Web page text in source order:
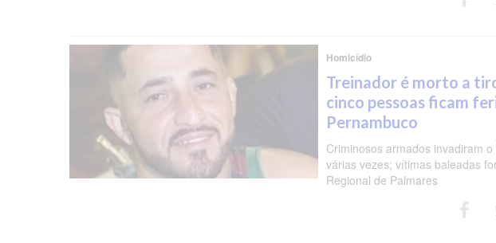
Homicídio
Treinador é morto a
cinco pessoas ficam
Pernambuco
Criminosos armados invadiram
várias vezes; vítimas baleadas
Regional de Palmares